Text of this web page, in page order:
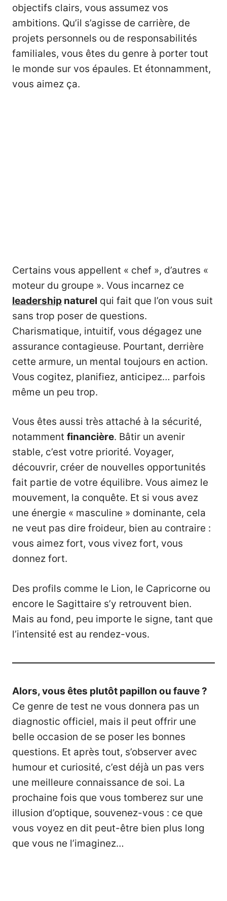
objectifs clairs, vous assumez vos
ambitions. Qu’il s’agisse de carrière, de
projets personnels ou de responsabilités
familiales, vous êtes du genre à porter tout
le monde sur vos épaules. Et étonnamment,
vous aimez ça.
Certains vous appellent « chef », d’autres «
moteur du groupe ». Vous incarnez ce
leadership naturel qui fait que l’on vous suit
sans trop poser de questions.
Charismatique, intuitif, vous dégagez une
assurance contagieuse. Pourtant, derrière
cette armure, un mental toujours en action.
Vous cogitez, planifiez, anticipez… parfois
même un peu trop.
Vous êtes aussi très attaché à la sécurité,
notamment financière. Bâtir un avenir
stable, c’est votre priorité. Voyager,
découvrir, créer de nouvelles opportunités
fait partie de votre équilibre. Vous aimez le
mouvement, la conquête. Et si vous avez
une énergie « masculine » dominante, cela
ne veut pas dire froideur, bien au contraire :
vous aimez fort, vous vivez fort, vous
donnez fort.
Des profils comme le Lion, le Capricorne ou
encore le Sagittaire s’y retrouvent bien.
Mais au fond, peu importe le signe, tant que
l’intensité est au rendez-vous.
Alors, vous êtes plutôt papillon ou fauve ?
Ce genre de test ne vous donnera pas un
diagnostic officiel, mais il peut offrir une
belle occasion de se poser les bonnes
questions. Et après tout, s’observer avec
humour et curiosité, c’est déjà un pas vers
une meilleure connaissance de soi. La
prochaine fois que vous tomberez sur une
illusion d’optique, souvenez-vous : ce que
vous voyez en dit peut-être bien plus long
que vous ne l’imaginez…